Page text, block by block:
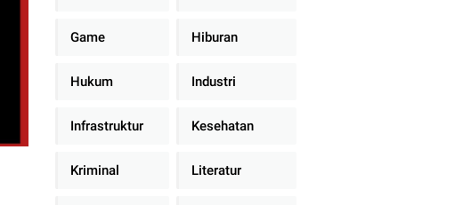
Game Hiburan
Hukum Industri
Infrastruktur Kesehatan
Kriminal Literatur